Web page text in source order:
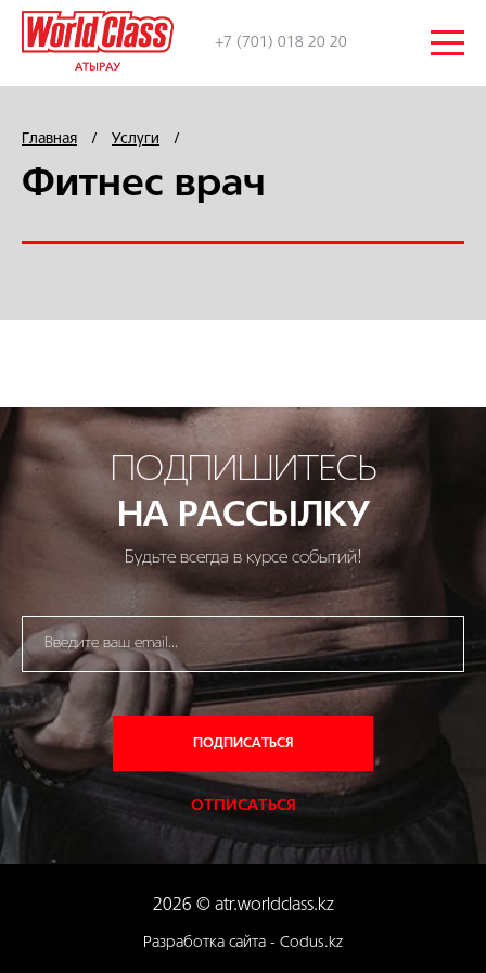
+7 (701) 018 20 20
Главная / Услуги /
Фитнес врач
ПОДПИШИТЕСЬ
НА РАССЫЛКУ
Будьте всегда в курсе событий!
ПОДПИСАТЬСЯ
ОТПИСАТЬСЯ
2026 © atr.worldclass.kz
Разработка сайта - Codus.kz